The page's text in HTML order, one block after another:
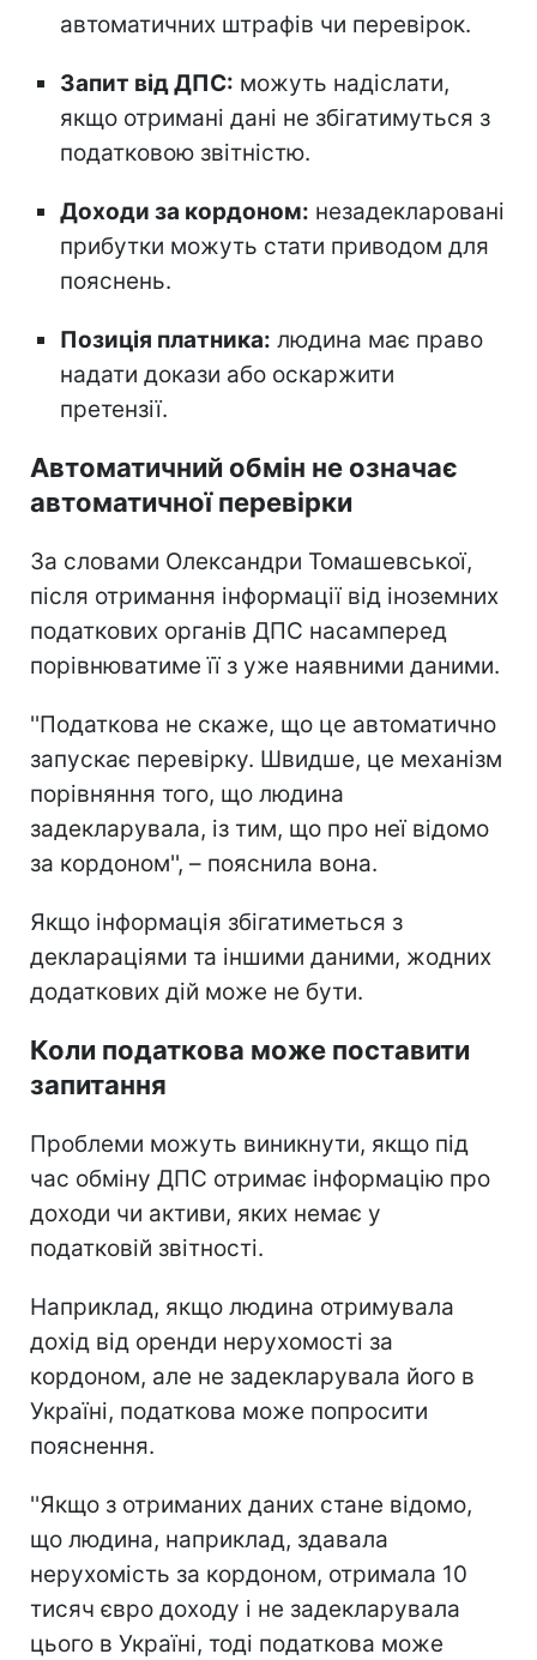
автоматичних штрафів чи перевірок.
Запит від ДПС: можуть надіслати,
якщо отримані дані не збігатимуться з
податковою звітністю.
Доходи за кордоном: незадекларовані
прибутки можуть стати приводом для
пояснень.
Позиція платника: людина має право
надати докази або оскаржити
претензії.
Автоматичний обмін не означає
автоматичної перевірки
За словами Олександри Томашевської,
після отримання інформації від іноземних
податкових органів ДПС насамперед
порівнюватиме її з уже наявними даними.
''Податкова не скаже, що це автоматично
запускає перевірку. Швидше, це механізм
порівняння того, що людина
задекларувала, із тим, що про неї відомо
за кордоном'', – пояснила вона.
Якщо інформація збігатиметься з
деклараціями та іншими даними, жодних
додаткових дій може не бути.
Коли податкова може поставити
запитання
Проблеми можуть виникнути, якщо під
час обміну ДПС отримає інформацію про
доходи чи активи, яких немає у
податковій звітності.
Наприклад, якщо людина отримувала
дохід від оренди нерухомості за
кордоном, але не задекларувала його в
Україні, податкова може попросити
пояснення.
''Якщо з отриманих даних стане відомо,
що людина, наприклад, здавала
нерухомість за кордоном, отримала 10
тисяч євро доходу і не задекларувала
цього в Україні, тоді податкова може